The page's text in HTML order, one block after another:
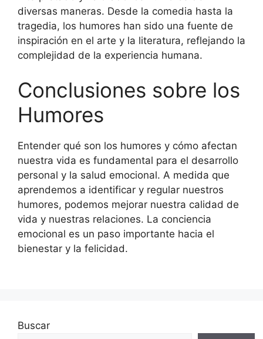
diversas maneras. Desde la comedia hasta la
tragedia, los humores han sido una fuente de
inspiración en el arte y la literatura, reflejando la
complejidad de la experiencia humana.
Conclusiones sobre los
Humores
Entender qué son los humores y cómo afectan
nuestra vida es fundamental para el desarrollo
personal y la salud emocional. A medida que
aprendemos a identificar y regular nuestros
humores, podemos mejorar nuestra calidad de
vida y nuestras relaciones. La conciencia
emocional es un paso importante hacia el
bienestar y la felicidad.
Buscar